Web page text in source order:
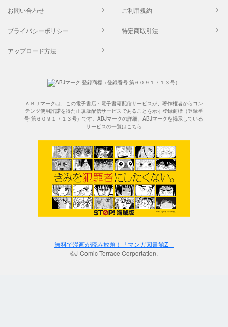
お問い合わせ ご利用規約
プライバシーポリシー 特定商取引法
アップロード方法
ＡＢＪマークは、この電子書店・電子書籍配信サービスが、著作権者からコン
テンツ使用許諾を得た正規版配信サービスであることを示す登録商標（登録番
号 第６０９１７１３号）です。ABJマークの詳細、ABJマークを掲示している
サービスの一覧はこちら
無料で漫画が読み放題！「マンガ図書館Z」
©J-Comic Terrace Corportation.